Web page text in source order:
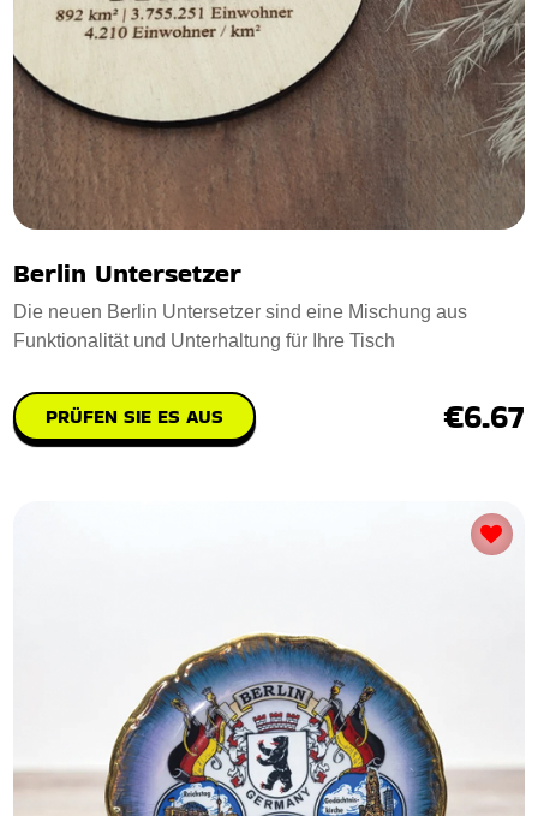
Berlin Untersetzer
Die neuen Berlin Untersetzer sind eine Mischung aus
Funktionalität und Unterhaltung für Ihre Tisch
PRÜFEN SIE ES AUS €6.67